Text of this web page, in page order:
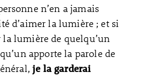
n’en a jamais
d’aimer la lumière ; et si
lumière de quelqu’un
apporte la parole de
je la garderai